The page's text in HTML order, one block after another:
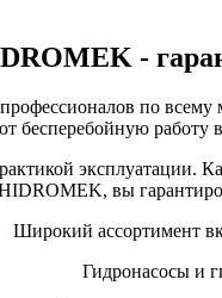
-
по
бесперебойную работу
эксплуатации.
вы
Широкий ассортимент
Гидронасосы и